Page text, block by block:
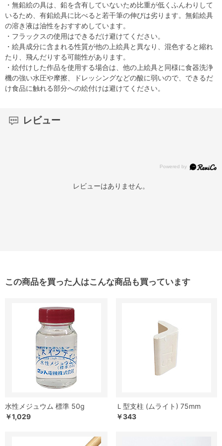
・無鉛絵の具は、鉛を含有していないため比重が低くふんわりして
いるため、有鉛絵具に比べると若干筆の伸びは劣ります。無鉛絵具
の溶き液は油性をおすすめしています。
・フラックスの使用はできるだけ避けてください。
・絵具成分に含まれる性質が他の上絵具と異なり、混色すると縮れ
たり、飛んだりする可能性があります。
・絵付けした作品を使用する場合は、他の上絵具と同様に食器洗浄
機の強い水圧や摩擦、ドレッシングなどの酸に弱いので、できるだ
け食品に触れる部分への絵付けは避けてください。
レビュー
レビューはありません。
この商品を買った人はこんな商品も買っています
水性メジュウム 標準 50g
￥1,029
Ｌ型支柱 (ムライト) 75mm
￥343